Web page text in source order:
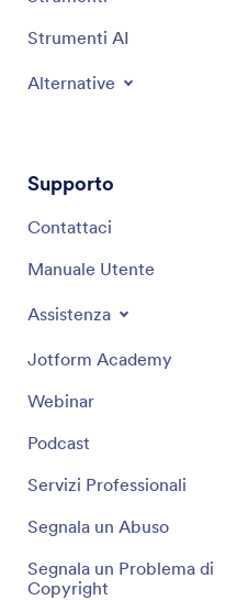
Strumenti AI
Alternative
Supporto
Contattaci
Manuale Utente
Assistenza
Jotform Academy
Webinar
Podcast
Servizi Professionali
Segnala un Abuso
Segnala un Problema di
Copyright